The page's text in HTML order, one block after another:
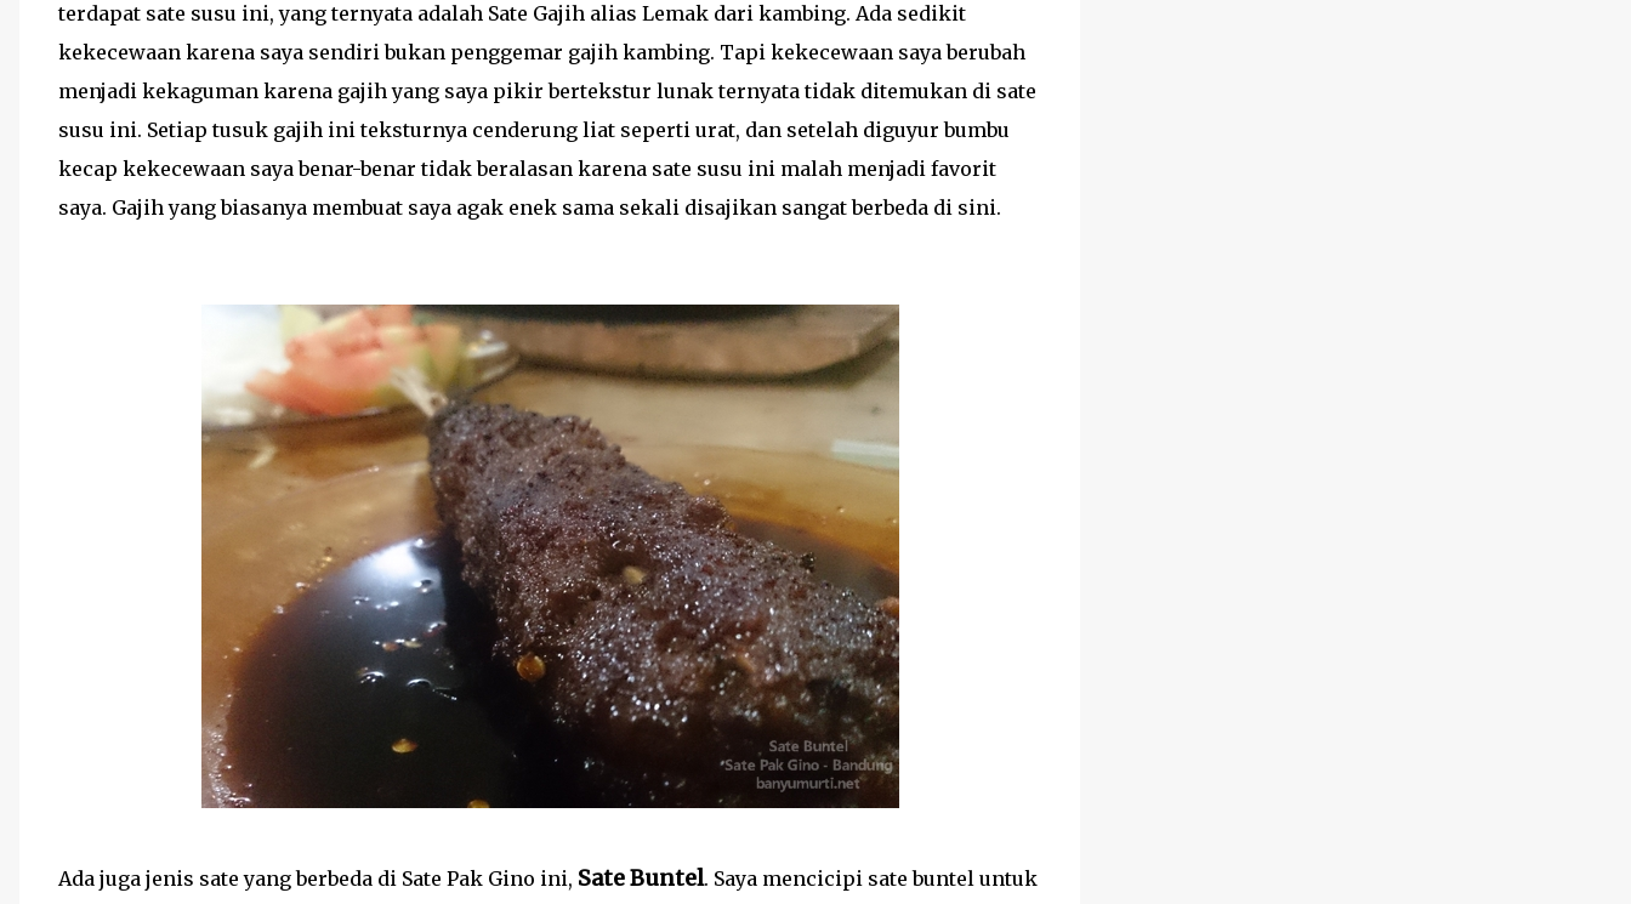
terdapat sate susu ini, yang ternyata adalah Sate Gajih alias Lemak dari kambing. Ada sedikit
kekecewaan karena saya sendiri bukan penggemar gajih kambing. Tapi kekecewaan saya berubah
menjadi kekaguman karena gajih yang saya pikir bertekstur lunak ternyata tidak ditemukan di sate
susu ini. Setiap tusuk gajih ini teksturnya cenderung liat seperti urat, dan setelah diguyur bumbu
kecap kekecewaan saya benar-benar tidak beralasan karena sate susu ini malah menjadi favorit
saya. Gajih yang biasanya membuat saya agak enek sama sekali disajikan sangat berbeda di sini.
Ada juga jenis sate yang berbeda di Sate Pak Gino ini, Sate Buntel. Saya mencicipi sate buntel untuk